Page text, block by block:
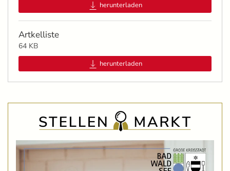
herunterladen
Artkelliste
64 KB
herunterladen